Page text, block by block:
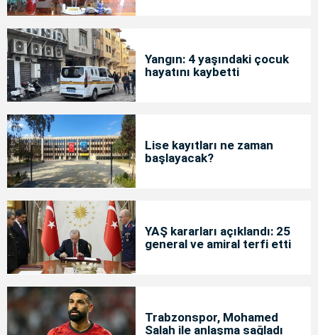
Yangın: 4 yaşındaki çocuk
hayatını kaybetti
Lise kayıtları ne zaman
başlayacak?
YAŞ kararları açıklandı: 25
general ve amiral terfi etti
Trabzonspor, Mohamed
Salah ile anlaşma sağladı